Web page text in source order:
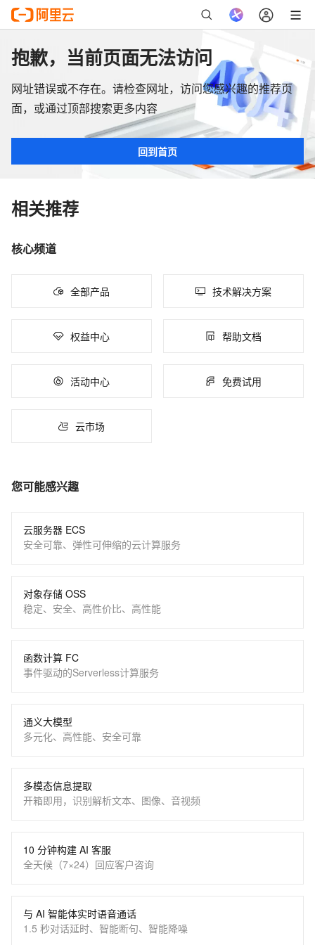
抱歉，当前页面无法访问
网址错误或不存在。请检查网址，访问您感兴趣的推荐页
面，或通过顶部搜索更多内容
回到首页
相关推荐
核心频道
全部产品 技术解决方案
权益中心 帮助文档
活动中心 免费试用
云市场
您可能感兴趣
云服务器 ECS
安全可靠、弹性可伸缩的云计算服务
对象存储 OSS
稳定、安全、高性价比、高性能
函数计算 FC
事件驱动的Serverless计算服务
通义大模型
多元化、高性能、安全可靠
多模态信息提取
开箱即用，识别解析文本、图像、音视频
10 分钟构建 AI 客服
全天候（7×24）回应客户咨询
与 AI 智能体实时语音通话
1.5 秒对话延时、智能断句、智能降噪